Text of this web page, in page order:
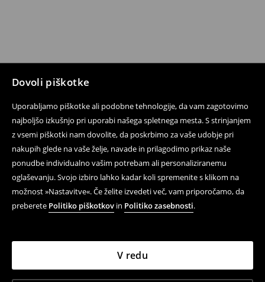
Dovoli piškotke
Uporabljamo piškotke ali podobne tehnologije, da vam zagotovimo
najboljšo izkušnjo pri uporabi našega spletnega mesta. S strinjanjem
z vsemi piškotki nam dovolite, da poskrbimo za vaše udobje pri
nakupih glede na vaše želje, navade in prilagodimo prikaz naše
ponudbe individualno vašim potrebam ali personaliziranemu
oglaševanju. Svojo izbiro lahko kadar koli spremenite s klikom na
možnost »Nastavitve«. Če želite izvedeti več, vam priporočamo, da
preberete Politiko piškotkov in Politiko zasebnosti.
V redu